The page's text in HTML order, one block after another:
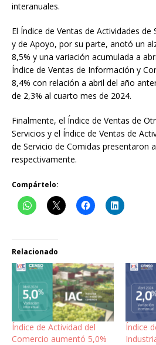
interanuales.
El Índice de Ventas de Actividades
y de Apoyo, por su parte, anotó un
8,5% y una variación acumulada a
Índice de Ventas de Información y
8,4% con relación a abril del año
de 2,3% al cuarto mes de 2024.
Finalmente, el Índice de Ventas de
Servicios y el Índice de Ventas de
de Servicio de Comidas presentaron
respectivamente.
Compártelo:
Relacionado
Índice de Actividad del
Comercio aumentó 5,0%
Índice